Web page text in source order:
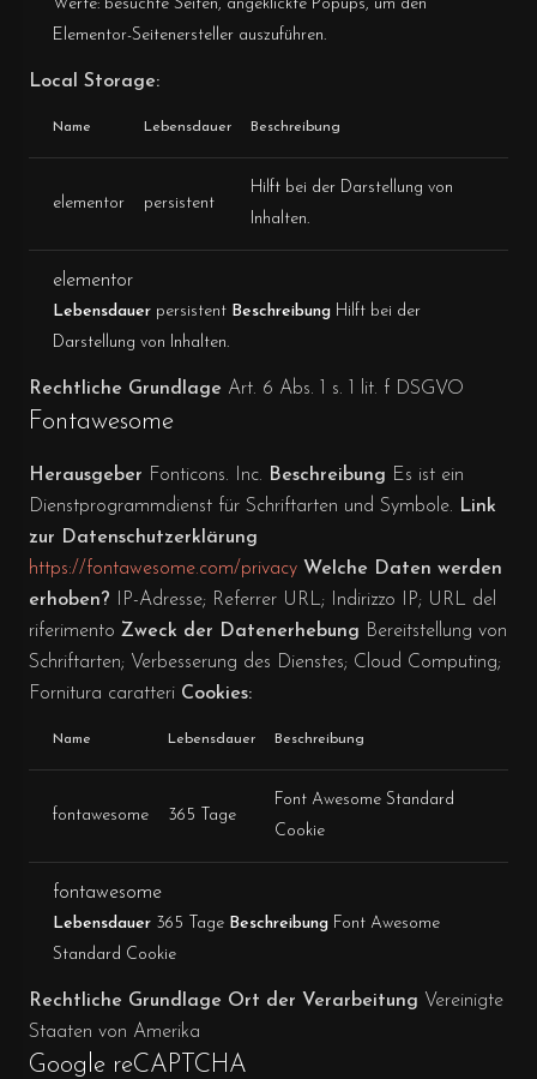
Werte: besuchte Seiten, angeklickte Popups, um den
Elementor-Seitenersteller auszuführen.
Local Storage:
Name Lebensdauer Beschreibung
elementor persistent
Hilft bei der Darstellung von
Inhalten.
elementor
Lebensdauer persistent Beschreibung Hilft bei der
Darstellung von Inhalten.
Rechtliche Grundlage Art. 6 Abs. 1 s. 1 lit. f DSGVO
Fontawesome
Herausgeber Fonticons. Inc. Beschreibung Es ist ein
Dienstprogrammdienst für Schriftarten und Symbole. Link
zur Datenschutzerklärung
https://fontawesome.com/privacy Welche Daten werden
erhoben? IP-Adresse; Referrer URL; Indirizzo IP; URL del
riferimento Zweck der Datenerhebung Bereitstellung von
Schriftarten; Verbesserung des Dienstes; Cloud Computing;
Fornitura caratteri Cookies:
Name Lebensdauer Beschreibung
fontawesome 365 Tage
Font Awesome Standard
Cookie
fontawesome
Lebensdauer 365 Tage Beschreibung Font Awesome
Standard Cookie
Rechtliche Grundlage Ort der Verarbeitung Vereinigte
Staaten von Amerika
Google reCAPTCHA